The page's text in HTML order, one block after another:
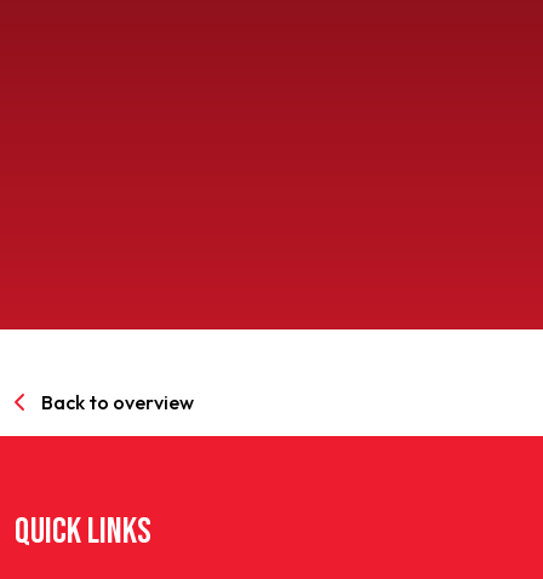
Back to overview
QUICK LINKS